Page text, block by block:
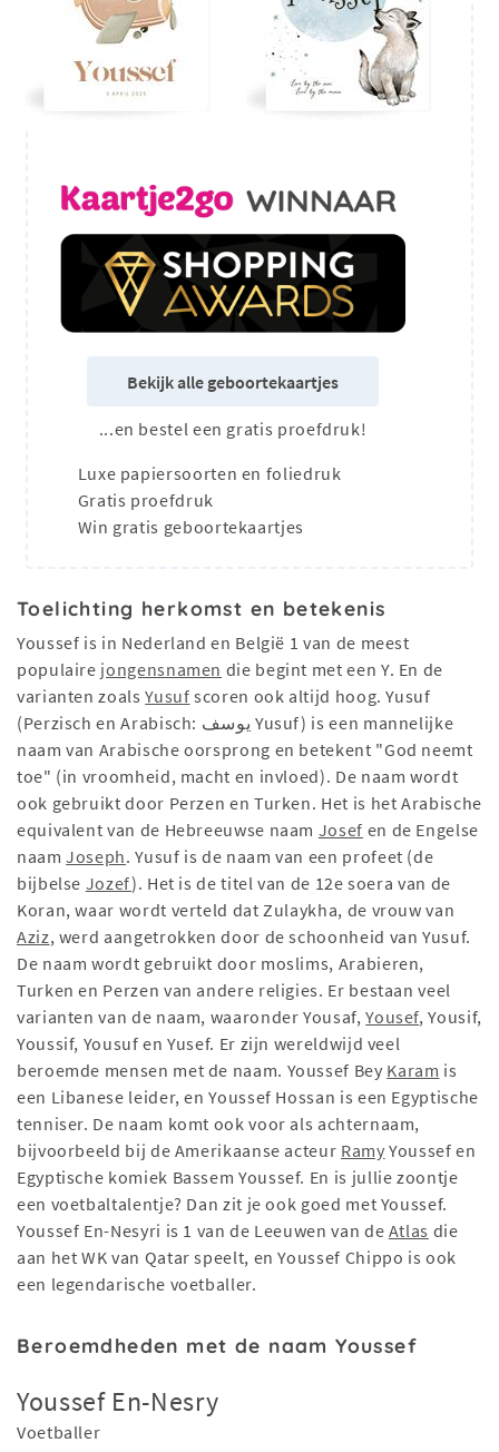
Bekijk alle geboortekaartjes
...en bestel een gratis proefdruk!
Luxe papiersoorten en foliedruk
Gratis proefdruk
Win gratis geboortekaartjes
Toelichting herkomst en betekenis
Youssef is in Nederland en België 1 van de meest
populaire jongensnamen die begint met een Y. En de
varianten zoalsYusuf scoren ook altijd hoog. Yusuf
(Perzisch en Arabisch: يوسف Yusuf) is een mannelijke
naam van Arabische oorsprong en betekent "God neemt
toe" (in vroomheid, macht en invloed). De naam wordt
ook gebruikt door Perzen en Turken. Het is het Arabische
equivalent van de Hebreeuwse naam Josef en de Engelse
naamJoseph. Yusuf is de naam van een profeet (de
bijbelse Jozef). Het is de titel van de 12e soera van de
Koran, waar wordt verteld dat Zulaykha, de vrouw van
Aziz, werd aangetrokken door de schoonheid van Yusuf.
De naam wordt gebruikt door moslims, Arabieren,
Turken en Perzen van andere religies. Er bestaan veel
varianten van de naam, waaronder Yousaf,Yousef, Yousif,
Youssif, Yousuf en Yusef. Er zijn wereldwijd veel
beroemde mensen met de naam. Youssef Bey Karam is
een Libanese leider, en Youssef Hossan is een Egyptische
tenniser. De naam komt ook voor als achternaam,
bijvoorbeeld bij de Amerikaanse acteur Ramy Youssef en
Egyptische komiek Bassem Youssef. En is jullie zoontje
een voetbaltalentje? Dan zit je ook goed met Youssef.
Youssef En-Nesyri is 1 van de Leeuwen van de Atlas die
aan het WK van Qatar speelt, en Youssef Chippo is ook
een legendarische voetballer.
Beroemdheden met de naam Youssef
Youssef En-Nesry
Voetballer